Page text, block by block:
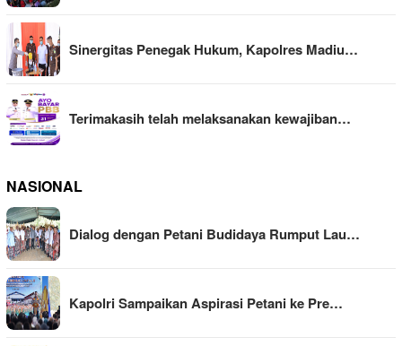
Sinergitas Penegak Hukum, Kapolres Madiu…
Terimakasih telah melaksanakan kewajiban…
NASIONAL
Dialog dengan Petani Budidaya Rumput Lau…
Kapolri Sampaikan Aspirasi Petani ke Pre…